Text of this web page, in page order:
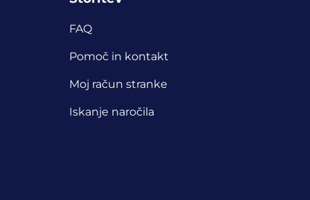
FAQ
Pomoč in kontakt
Moj račun stranke
Iskanje naročila